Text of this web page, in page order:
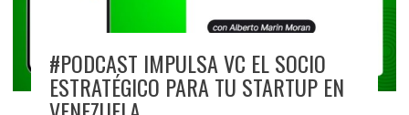
#PODCAST IMPULSA VC EL SOCIO
ESTRATÉGICO PARA TU STARTUP EN